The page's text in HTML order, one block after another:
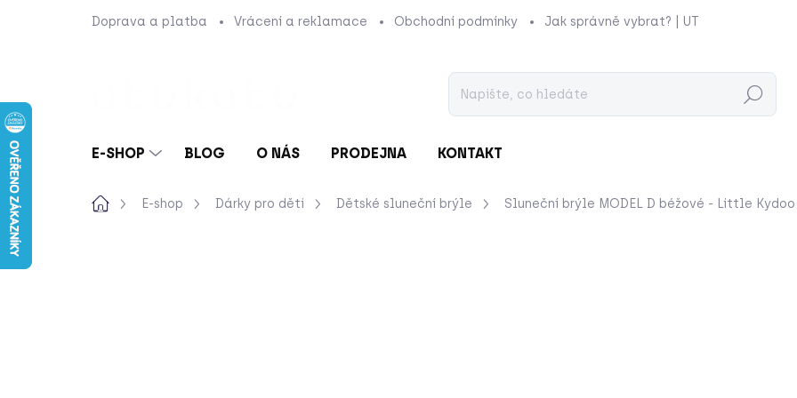
Doprava a platba Vrácení a reklamace Obchodní podmínky Jak správně vybrat? | UTUKUTU
Hledat
E-SHOP BLOG O NÁS PRODEJNA KONTAKT
DomůE-shop Dárky pro děti Dětské sluneční brýle Sluneční brýle MODEL D béžové - Little Kydoo